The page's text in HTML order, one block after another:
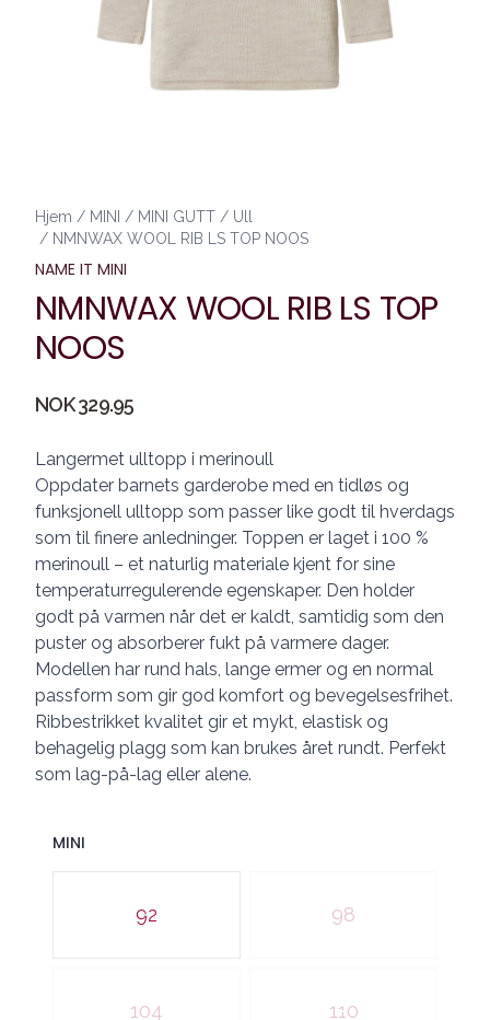
Hjem / MINI / MINI GUTT / Ull
/ NMNWAX WOOL RIB LS TOP NOOS
NAME IT MINI
NMNWAX WOOL RIB LS TOP
NOOS
Produktdetaljer
NOK 329.95
Description
Langermet ulltopp i merinoull
Oppdater barnets garderobe med en tidløs og
funksjonell ulltopp som passer like godt til hverdags
som til finere anledninger. Toppen er laget i 100 %
merinoull – et naturlig materiale kjent for sine
temperaturregulerende egenskaper. Den holder
godt på varmen når det er kaldt, samtidig som den
puster og absorberer fukt på varmere dager.
Modellen har rund hals, lange ermer og en normal
passform som gir god komfort og bevegelsesfrihet.
Ribbestrikket kvalitet gir et mykt, elastisk og
behagelig plagg som kan brukes året rundt. Perfekt
som lag-på-lag eller alene.
MINI
Velg en MINI
92 98
104 110